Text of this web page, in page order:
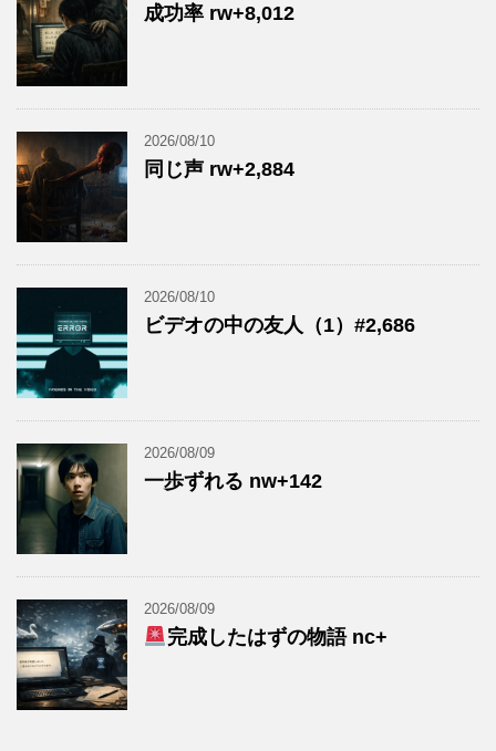
成功率 rw+8,012
2026/08/10
同じ声 rw+2,884
2026/08/10
ビデオの中の友人（1）#2,686
2026/08/09
一歩ずれる nw+142
2026/08/09
完成したはずの物語 nc+